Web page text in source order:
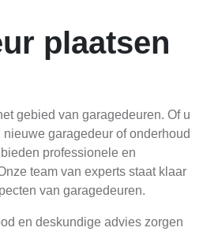
plaatsen
gebied van garagedeuren. Of u
garagedeur of onderhoud
professionele en
team van experts staat klaar
van garagedeuren.
en deskundige advies zorgen